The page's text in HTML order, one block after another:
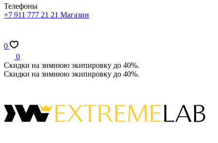
Телефоны
+7 911 777 21 21 Магазин
0
0
Скидки на зимнюю экипировку до 40%.
Скидки на зимнюю экипировку до 40%.